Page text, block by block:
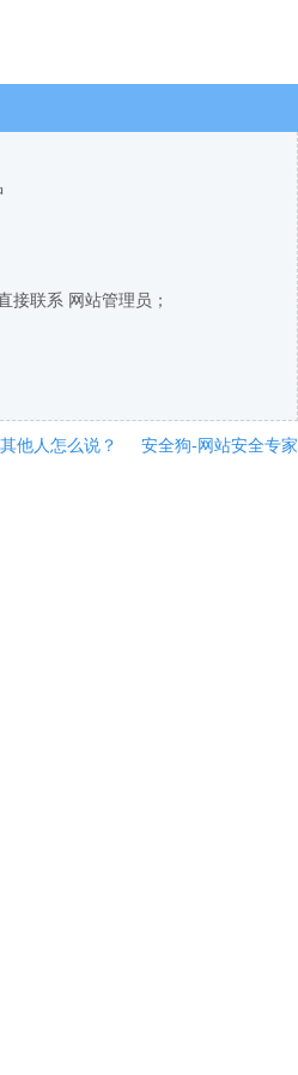
接联系 网站管理员；
其他人怎么说？ 安全狗-网站安全专家